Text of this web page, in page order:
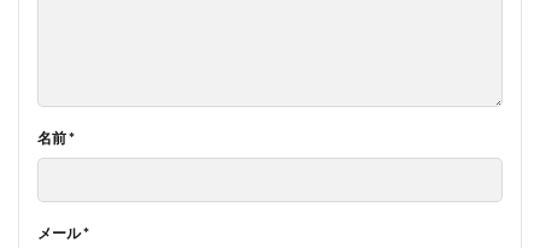
名前*
メール*